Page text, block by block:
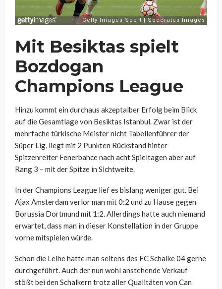
Mit Besiktas spielt
Bozdogan
Champions League
Hinzu kommt ein durchaus akzeptalber Erfolg beim Blick
auf die Gesamtlage von Besiktas Istanbul. Zwar ist der
mehrfache türkische Meister nicht Tabellenführer der
Süper Lig, liegt mit 2 Punkten Rückstand hinter
Spitzenreiter Fenerbahce nach acht Spieltagen aber auf
Rang 3 – mit der Spitze in Sichtweite.
In der Champions League lief es bislang weniger gut. Bei
Ajax Amsterdam verlor man mit 0:2 und zu Hause gegen
Borussia Dortmund mit 1:2. Allerdings hatte auch niemand
erwartet, dass man in dieser Konstellation in der Gruppe
vorne mitspielen würde.
Schon die Leihe hatte man seitens des FC Schalke 04 gerne
durchgeführt. Auch der nun wohl anstehende Verkauf
stößt bei den Schalkern trotz aller Qualitäten von Can